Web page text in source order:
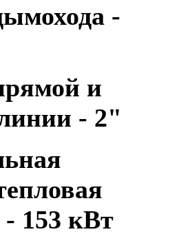
-
и
- 2"
153 кВт